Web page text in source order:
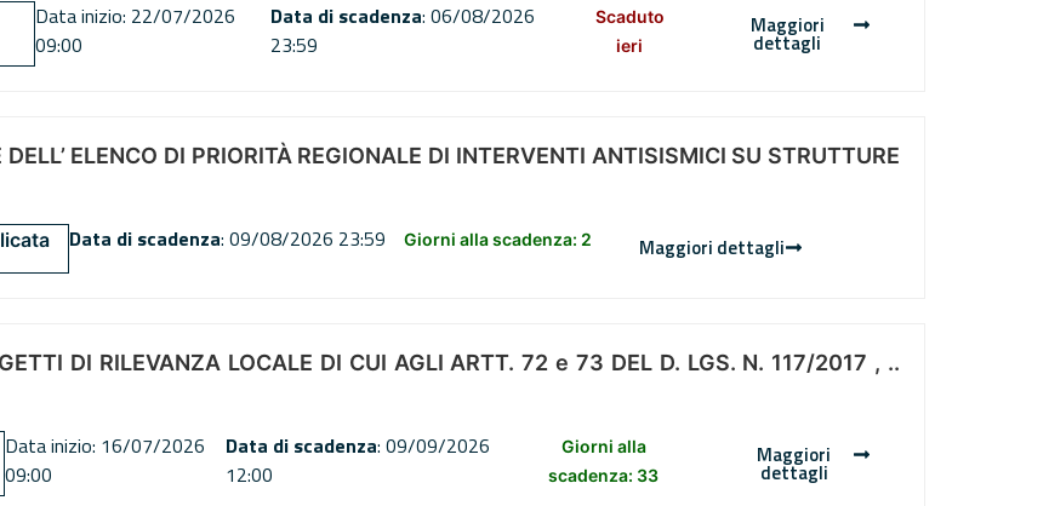
Data inizio: 22/07/2026
09:00
Data di scadenza: 06/08/2026
23:59
Scaduto
ieri
Maggiori
dettagli
ELENCO DI PRIORITÀ REGIONALE DI INTERVENTI ANTISISMICI SU STRUTTURE
Data di scadenza: 09/08/2026 23:59 Giorni alla scadenza: 2 Maggiori dettagli
DI RILEVANZA LOCALE DI CUI AGLI ARTT. 72 e 73 DEL D. LGS. N. 117/2017 , ..
Data inizio: 16/07/2026
09:00
Data di scadenza: 09/09/2026
12:00
Giorni alla
scadenza: 33
Maggiori
dettagli